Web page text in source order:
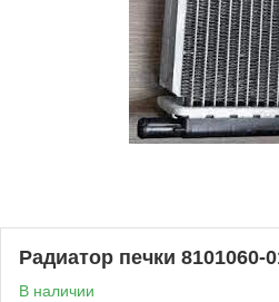
Радиатор печки 8101060-
В наличии